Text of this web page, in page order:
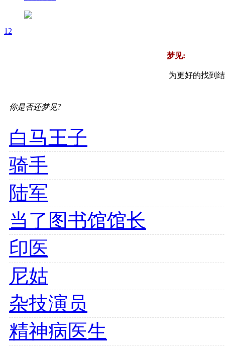
1 2
梦见:
为更好的找到
你是否还梦见?
白马王子
骑手
陆军
当了图书馆馆长
印医
尼姑
杂技演员
精神病医生